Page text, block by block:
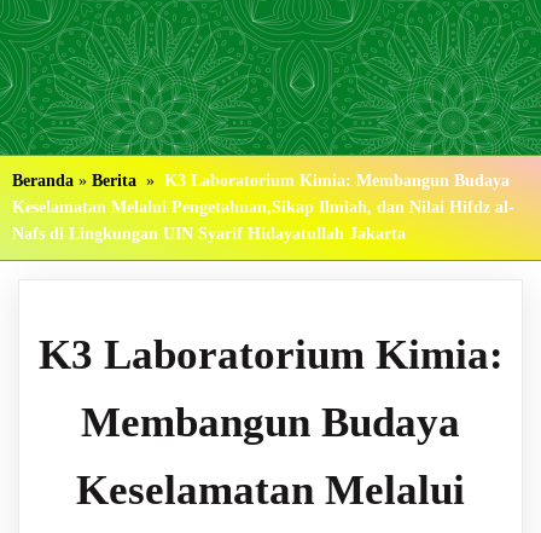
Beranda » Berita » K3 Laboratorium Kimia: Membangun Budaya
Keselamatan Melalui Pengetahuan,Sikap Ilmiah, dan Nilai Hifdz al-
Nafs di Lingkungan UIN Syarif Hidayatullah Jakarta
K3 Laboratorium Kimia:
Membangun Budaya
Keselamatan Melalui